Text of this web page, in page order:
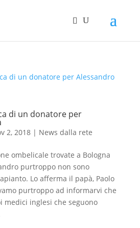
di un donatore per
2, 2018| News dalla rete
ombelicale trovate a Bologna
purtroppo non sono
Lo afferma il papà, Paolo
purtroppo ad informarvi che
medici inglesi che seguono